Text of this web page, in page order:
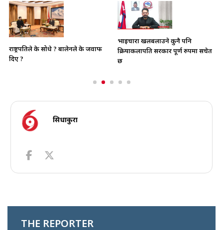
राष्ट्रपतिले के सोधे ? बालेनले के जवाफ
दिए ?
भाइचारा खलबलाउने कुनै पनि
क्रियाकलापप्रति सरकार पूर्ण रुपमा सचेत
छ
सिधाकुरा
THE REPORTER